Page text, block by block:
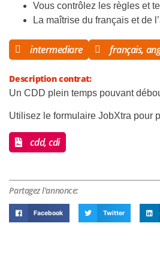
Vous contrôlez les règles et
La maîtrise du français et de
intermediare français,
Description contrat:
Un CDD plein temps pouvant
Utilisez le formulaire JobXtra pour
cdd, cdi
Partagez l'annonce:
Facebook Twitter